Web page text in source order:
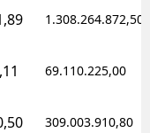
1.308.264.872,50
69.110.225,00
309.003.910,80